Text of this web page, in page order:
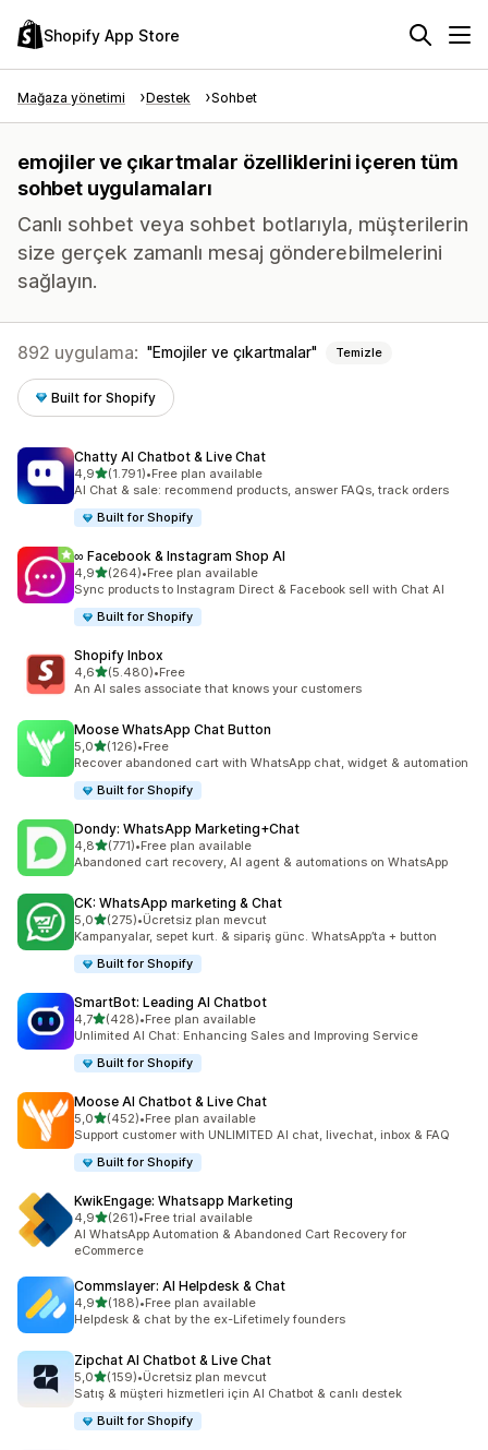
Shopify App Store
Mağaza yönetimi Destek Sohbet
emojiler ve çıkartmalar özelliklerini içeren tüm
sohbet uygulamaları
Canlı sohbet veya sohbet botlarıyla, müşterilerin
size gerçek zamanlı mesaj gönderebilmelerini
sağlayın.
892 uygulama: Emojiler ve çıkartmalar Temizle
Built for Shopify
Chatty AI Chatbot & Live Chat
4,95 yıldız üzerinden
(1.791)
toplam 1791 değerlendirme
•Free plan available
AI Chat & sale: recommend products, answer FAQs, track orders
Built for Shopify
∞ Facebook & Instagram Shop AI
4,95 yıldız üzerinden
(264)
toplam 264 değerlendirme
•Free plan available
Sync products to Instagram Direct & Facebook sell with Chat AI
Built for Shopify
Shopify Inbox
4,65 yıldız üzerinden
(5.480)
toplam 5480 değerlendirme
•Free
An AI sales associate that knows your customers
Moose WhatsApp Chat Button
5,05 yıldız üzerinden
(126)
toplam 126 değerlendirme
•Free
Recover abandoned cart with WhatsApp chat, widget & automation
Built for Shopify
Dondy: WhatsApp Marketing+Chat
4,85 yıldız üzerinden
(771)
toplam 771 değerlendirme
•Free plan available
Abandoned cart recovery, AI agent & automations on WhatsApp
CK: WhatsApp marketing & Chat
5,05 yıldız üzerinden
(275)
toplam 275 değerlendirme
•Ücretsiz plan mevcut
Kampanyalar, sepet kurt. & sipariş günc. WhatsApp’ta + button
Built for Shopify
SmartBot: Leading AI Chatbot
4,75 yıldız üzerinden
(428)
toplam 428 değerlendirme
•Free plan available
Unlimited AI Chat: Enhancing Sales and Improving Service
Built for Shopify
Moose AI Chatbot & Live Chat
5,05 yıldız üzerinden
(452)
toplam 452 değerlendirme
•Free plan available
Support customer with UNLIMITED AI chat, livechat, inbox & FAQ
Built for Shopify
KwikEngage: Whatsapp Marketing
4,95 yıldız üzerinden
(261)
toplam 261 değerlendirme
•Free trial available
AI WhatsApp Automation & Abandoned Cart Recovery for
eCommerce
Commslayer: AI Helpdesk & Chat
4,95 yıldız üzerinden
(188)
toplam 188 değerlendirme
•Free plan available
Helpdesk & chat by the ex-Lifetimely founders
Zipchat AI Chatbot & Live Chat
5,05 yıldız üzerinden
(159)
toplam 159 değerlendirme
•Ücretsiz plan mevcut
Satış & müşteri hizmetleri için AI Chatbot & canlı destek
Built for Shopify